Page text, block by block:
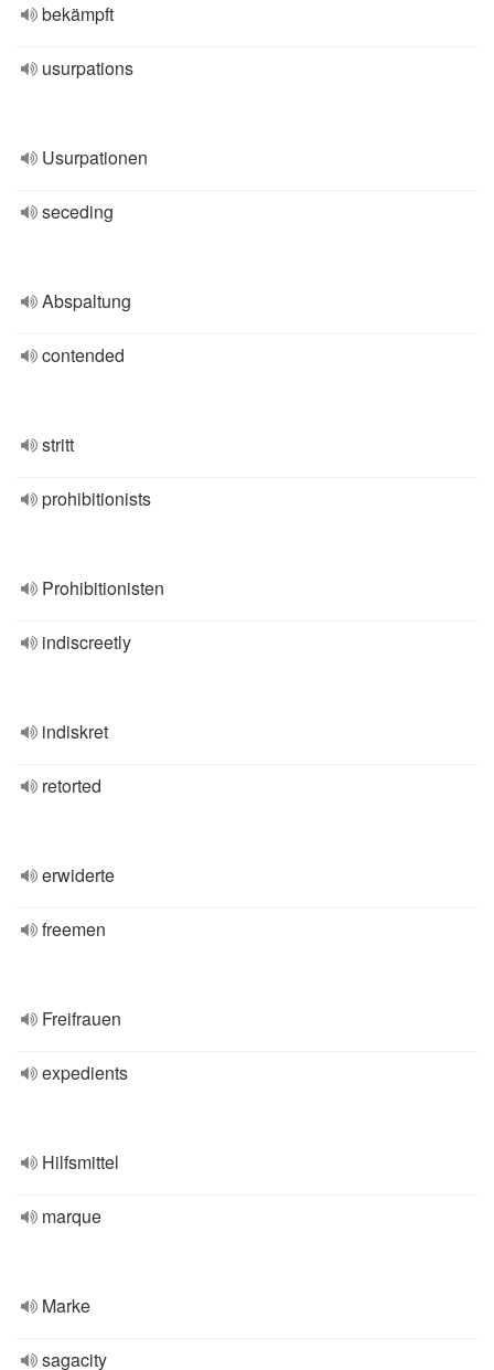
bekämpft
usurpations
Usurpationen
seceding
Abspaltung
contended
stritt
prohibitionists
Prohibitionisten
indiscreetly
indiskret
retorted
erwiderte
freemen
Freifrauen
expedients
Hilfsmittel
marque
Marke
sagacity